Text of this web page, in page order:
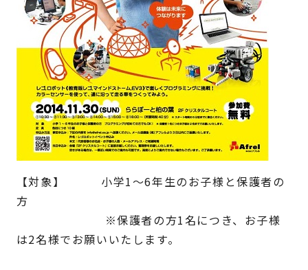
【対象】 小学1～6年生のお子様と保護者の
方
※保護者の方1名につき、お子様
は2名様でお願いいたします。